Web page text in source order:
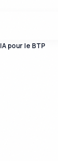
IA pour le BTP